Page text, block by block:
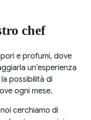
chef
e profumi, dove
un’esperienza
possibilità di
ogni mese.
cerchiamo di